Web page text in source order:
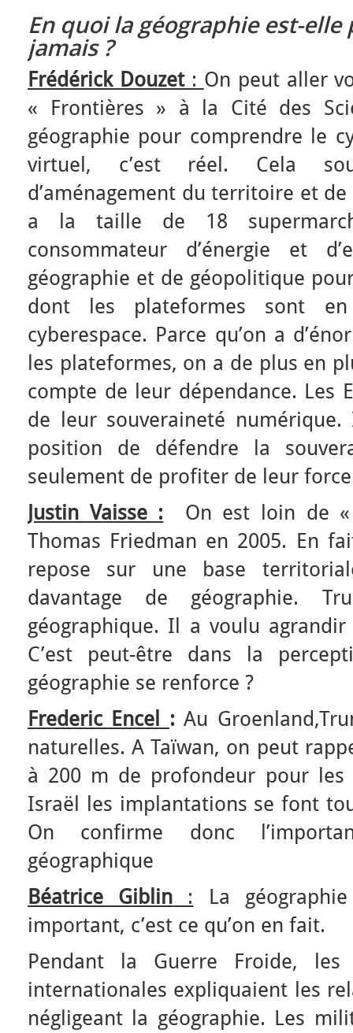
En quoi la géographie est-
jamais ?
Frédérick Douzet: On peut aller
« Frontières » à la Cité des
géographie pour comprendre le
virtuel, c’est réel. Cela
d’aménagement du territoire et
a la taille de 18
consommateur d’énergie et
géographie et de géopolitique
dont les plateformes sont
cyberespace. Parce qu’on a
les plateformes, on a de plus en
compte de leur dépendance. Les
de leur souveraineté
position de défendre la
seulement de profiter de leur
Justin Vaisse : On est loin de
Thomas Friedman en 2005. En
repose sur une base
davantage de géographie.
géographique. Il a voulu
C’est peut-être dans la
géographie se renforce ?
Frederic Encel :Au
naturelles. A Taïwan, on peut
à 200 m de profondeur pour les
Israël les implantations se font
On confirme donc
géographique
Béatrice Giblin : La
important, c’est ce qu’on en fait.
Pendant la Guerre Froide,
internationales expliquaient les
négligeant la géographie. Les